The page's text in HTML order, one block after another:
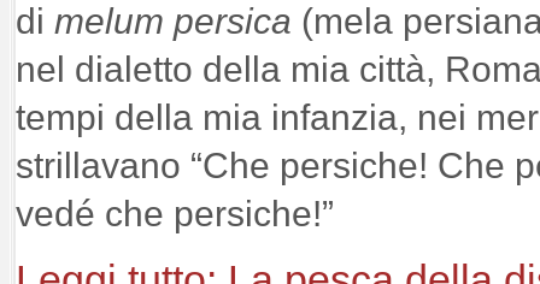
di melum persica (mela
nel dialetto della mia città,
tempi della mia infanzia, nei
strillavano “Che persiche! Che
vedé che persiche!”